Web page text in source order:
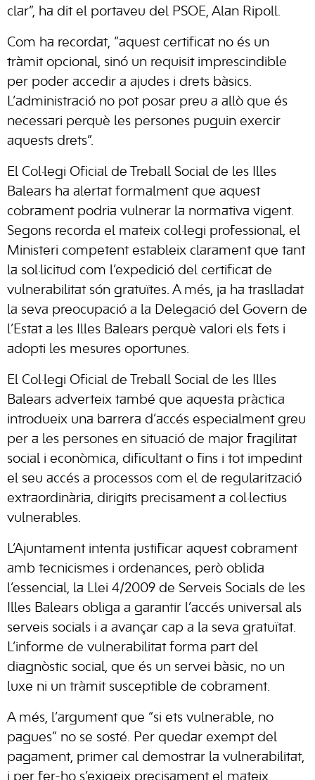
clar”, ha dit el portaveu del PSOE, Alan Ripoll.
Com ha recordat, “aquest certificat no és un
tràmit opcional, sinó un requisit imprescindible
per poder accedir a ajudes i drets bàsics.
L’administració no pot posar preu a allò que és
necessari perquè les persones puguin exercir
aquests drets”.
El Col·legi Oficial de Treball Social de les Illes
Balears ha alertat formalment que aquest
cobrament podria vulnerar la normativa vigent.
Segons recorda el mateix col·legi professional, el
Ministeri competent estableix clarament que tant
la sol·licitud com l’expedició del certificat de
vulnerabilitat són gratuïtes. A més, ja ha traslladat
la seva preocupació a la Delegació del Govern de
l’Estat a les Illes Balears perquè valori els fets i
adopti les mesures oportunes.
El Col·legi Oficial de Treball Social de les Illes
Balears adverteix també que aquesta pràctica
introdueix una barrera d’accés especialment greu
per a les persones en situació de major fragilitat
social i econòmica, dificultant o fins i tot impedint
el seu accés a processos com el de regularització
extraordinària, dirigits precisament a col·lectius
vulnerables.
L’Ajuntament intenta justificar aquest cobrament
amb tecnicismes i ordenances, però oblida
l’essencial, la Llei 4/2009 de Serveis Socials de les
Illes Balears obliga a garantir l’accés universal als
serveis socials i a avançar cap a la seva gratuïtat.
L’informe de vulnerabilitat forma part del
diagnòstic social, que és un servei bàsic, no un
luxe ni un tràmit susceptible de cobrament.
A més, l’argument que “si ets vulnerable, no
pagues” no se sosté. Per quedar exempt del
pagament, primer cal demostrar la vulnerabilitat,
i per fer-ho s’exigeix precisament el mateix